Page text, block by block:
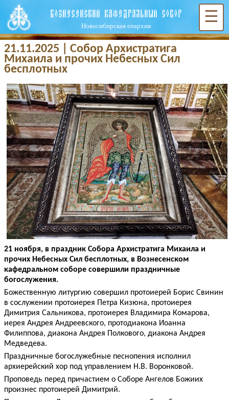
ВОЗНЕСЕНСКИЙ КАФЕДРАЛЬНЫЙ СОБОР
Новосибирская епархия ☰
21.11.2025 | Собор Архистратига
Михаила и прочих Небесных Сил
бесплотных
21 ноября, в праздник Собора Архистратига Михаила и
прочих Небесных Сил бесплотных, в Вознесенском
кафедральном соборе совершили праздничные
богослужения.
Божественную литургию совершил протоиерей Борис Свинин
в сослужении протоиерея Петра Кизюна, протоиерея
Димитрия Сальникова, протоиерея Владимира Комарова,
иерея Андрея Андреевского, протодиакона Иоанна
Филиппова, диакона Андрея Полкового, диакона Андрея
Медведева.
Праздничные богослужебные песнопения исполнил
архиерейский хор под управлением Н.В. Воронковой.
Проповедь перед причастием о Соборе Ангелов Божиих
произнес протоиерей Димитрий.